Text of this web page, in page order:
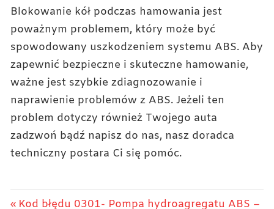
Blokowanie kół podczas hamowania jest
poważnym problemem, który może być
spowodowany uszkodzeniem systemu ABS. Aby
zapewnić bezpieczne i skuteczne hamowanie,
ważne jest szybkie zdiagnozowanie i
naprawienie problemów z ABS. Jeżeli ten
problem dotyczy również Twojego auta
zadzwoń bądź napisz do nas, nasz doradca
techniczny postara Ci się pomóc.
Previous
Kod błędu 0301- Pompa hydroagregatu ABS –